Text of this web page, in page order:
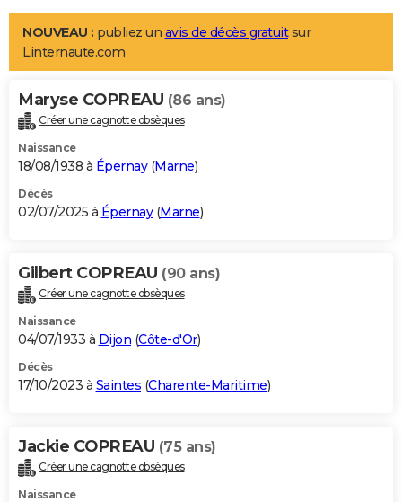
LIFESTYLE
Art de vivre
Bien-être
Loisirs
Mode
Modes de vie
Alimentation
Guide de la santé
Maladies
Médicaments
Sommeil
VOYAGE
Destinations
City break
Voyage nature
Voyage de noces
Forum
Climat
+PHOTO
GUIDES D'ACHAT
BONS PLANS
Carte de Noël
Carte Bonne année
Carte Saint-Valentin
Carte Pâques
Carte d'anniversaire
DICTIONNAIRE
Dictionnaire
Biographies
Citations
Expressions
Proverbes
PROGRAMME TV
S'inscrire
Se connecter
Lycées
Collèges
Primaires
Universités
Entreprises
Service militaire
Avis de recherche
AVIS DE DÉCÈS
Bricolage
Lifestyle
Culture
Sport
Auto
Television
Voyage
Cinema
NOUVEAU : publiez un avis de décès gratuitsur
Linternaute.com
Maryse COPREAU (86 ans)
Créer une cagnotte obsèques
Naissance
18/08/1938 à Épernay(Marne)
Décès
02/07/2025 à Épernay(Marne)
Gilbert COPREAU (90 ans)
Créer une cagnotte obsèques
Naissance
04/07/1933 à Dijon (Côte-d'Or)
Décès
17/10/2023 à Saintes (Charente-Maritime)
Jackie COPREAU (75 ans)
Créer une cagnotte obsèques
Naissance